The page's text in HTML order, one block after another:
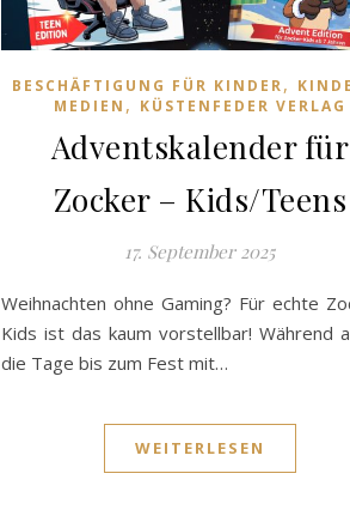
BESCHÄFTIGUNG FÜR KINDER,
MEDIEN , KÜSTENFEDER VERLAG
Adventskalender für
Zocker – Kids/Teens
17. September 2025
Weihnachten ohne Gaming? Für echte
Kids ist das kaum vorstellbar! Während
die Tage bis zum Fest mit…
WEITERLESEN